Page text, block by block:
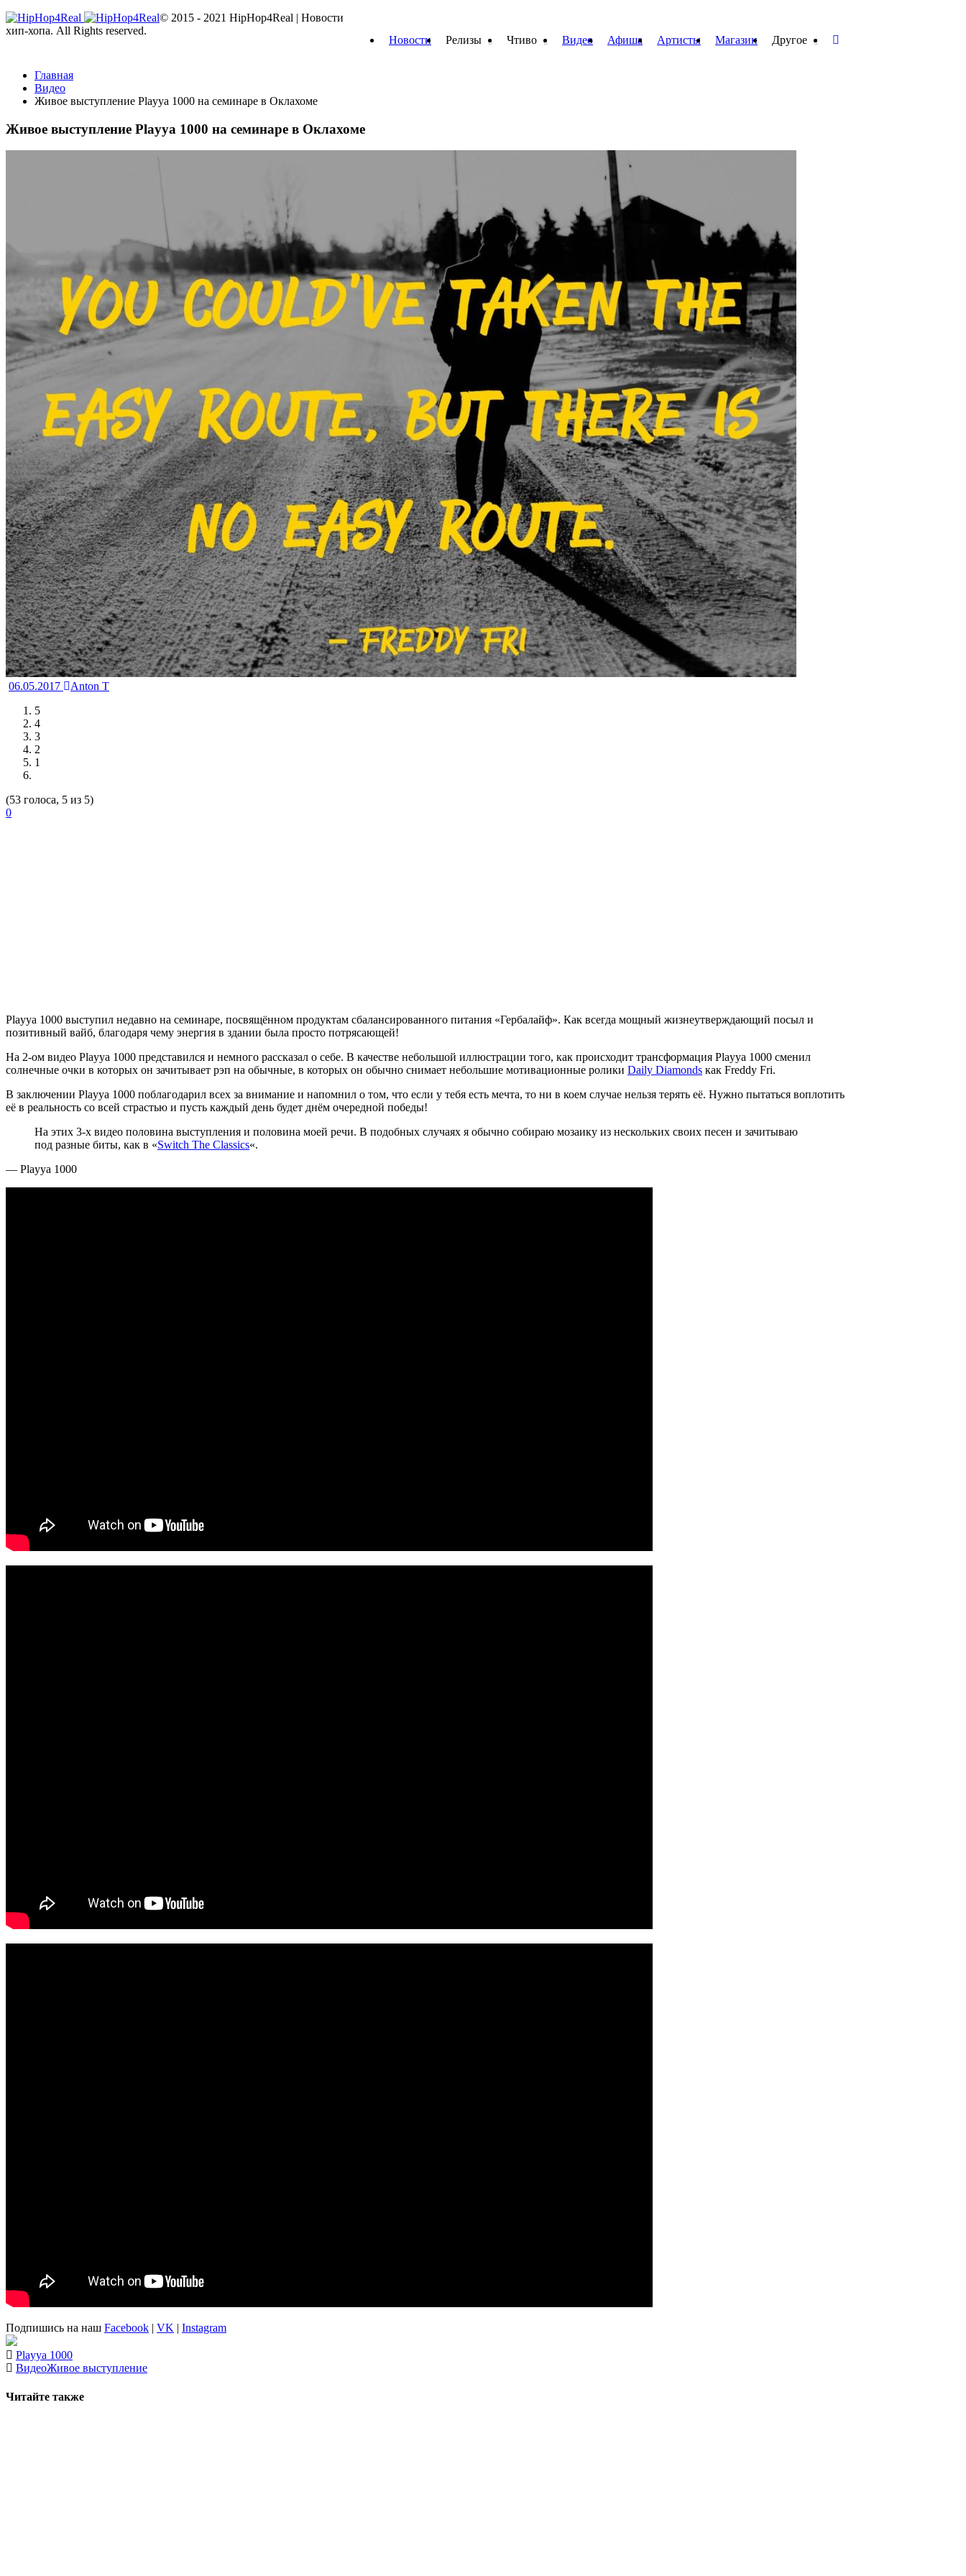
Новости Релизы Чтиво Видео Афиша Артисты Магазин Другое
Главная
Видео
Живое выступление Playya 1000 на семинаре в Оклахоме
Живое выступление Playya 1000 на семинаре в Оклахоме
06.05.2017
Anton T
5
4
3
2
1
(53 голоса, 5 из 5)
0
Playya 1000 выступил недавно на семинаре, посвящённом продуктам сбалансированного питания «Гербалайф». Как всегда мощный жизнеутверждающий посыл и
позитивный вайб, благодаря чему энергия в здании была просто потрясающей!
На 2-ом видео Playya 1000 представился и немного рассказал о себе. В качестве небольшой иллюстрации того, как происходит трансформация Playya 1000 сменил
солнечные очки в которых он зачитывает рэп на обычные, в которых он обычно снимает небольшие мотивационные ролики Daily Diamonds как Freddy Fri.
В заключении Playya 1000 поблагодарил всех за внимание и напомнил о том, что если у тебя есть мечта, то ни в коем случае нельзя терять её. Нужно пытаться воплотить
её в реальность со всей страстью и пусть каждый день будет днём очередной победы!
На этих 3-х видео половина выступления и половина моей речи. В подобных случаях я обычно собираю мозаику из нескольких своих песен и зачитываю
под разные биты, как в «Switch The Classics«.
— Playya 1000
Подпишись на наш Facebook | VK | Instagram
Playya 1000
ВидеоЖивое выступление
Читайте также
© 2015 - 2021 HipHop4Real | Новости
хип-хопа. All Rights reserved.